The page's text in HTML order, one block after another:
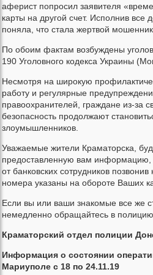
аферист попросил заявителя
карты на другой счет. Исполнив все
поняла, что стала жертвой
По обоим фактам возбуждены
190 Уголовного кодекса Украины
Несмотря на широкую
работу и регулярные
правоохранителей, граждане из-за
безопасность продолжают
злоумышленников.
Уважаемые жители Краматорска,
предоставленную вам информацию,
от банковских сотрудников
номера указаны на обороте Ваших
Если вы или ваши знакомые все же
немедленно обращайтесь в
Краматорский отдел полиции
Информация о состоянии
Мариуполе с 18 по 24.11.19